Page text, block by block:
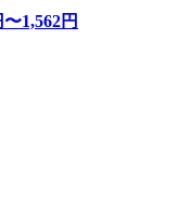
〜1,562円